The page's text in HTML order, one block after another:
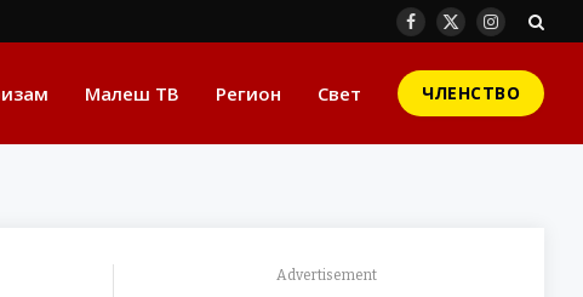
Facebook
X
Instagram
Малеш ТВ Регион Свет ЧЛЕНСТВО
Advertisement